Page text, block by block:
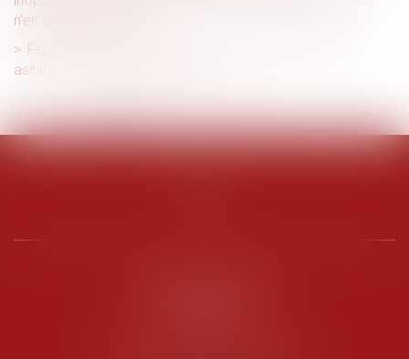
n'en a pas fait l'objet
Filiation issue d’une GPA : une reconnaissance sans
assimilation à l’adoption plénière
<< < 1 2 3 4 5 6 7 ... > >>